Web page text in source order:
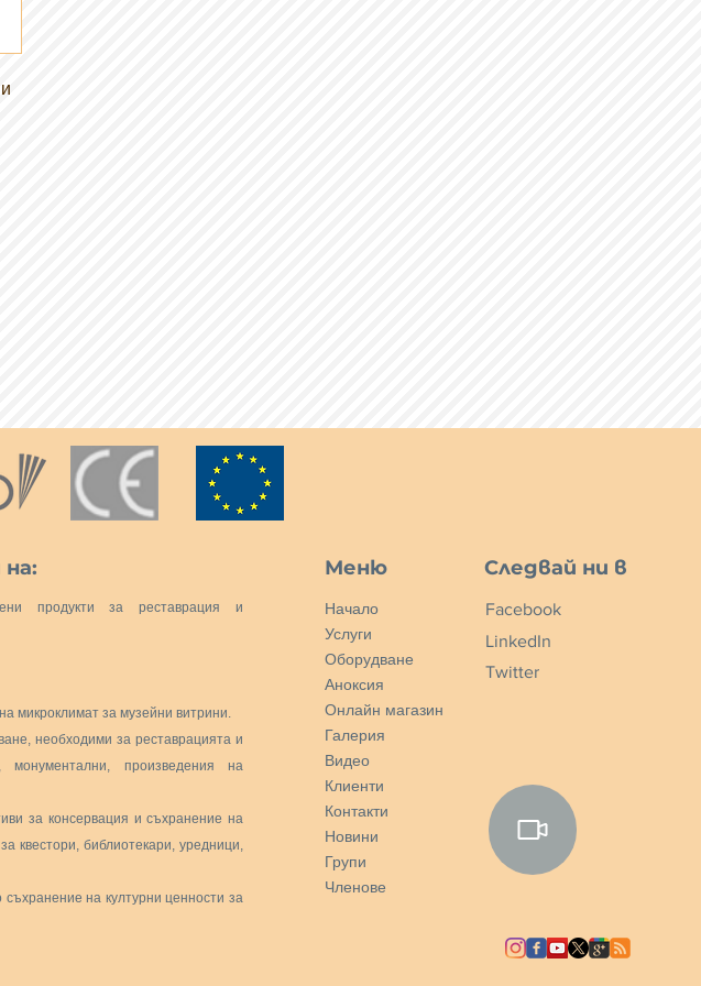
продукти за реставрация и
микроклимат за музейни витрини.
необходими за реставрацията и
монументални, произведения на
за консервация и съхранение на
квестори, библиотекари, уредници,
съхранение на културни ценности за
Меню
Начало
Услуги
Оборудване
Аноксия
Онлайн магазин
Галерия
Видео
Клиенти
Контакти
Новини
Групи
Членове
Следвай ни в
Facebook
LinkedIn
Twitter